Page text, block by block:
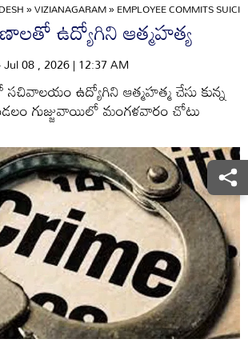
»VIZIANAGARAM»EMPLOYEE COMMITS
ఉద్యోగిని ఆత్మహత్య
08 , 2026 | 12:37 AM
ఉద్యోగిని ఆత్మహత్మ చేసు కున్న
గుజ్జువాయిలో మంగళవారం చోటు